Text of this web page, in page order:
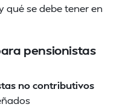
qué se debe tener en
pensionistas
no contributivos